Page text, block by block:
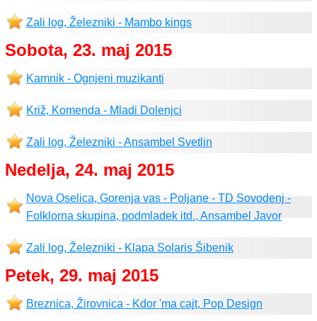
Zali log, Železniki - Mambo kings
Sobota, 23. maj 2015
Kamnik - Ognjeni muzikanti
Križ, Komenda - Mladi Dolenjci
Zali log, Železniki - Ansambel Svetlin
Nedelja, 24. maj 2015
Nova Oselica, Gorenja vas - Poljane - TD Sovodenj -
Folklorna skupina, podmladek itd., Ansambel Javor
Zali log, Železniki - Klapa Solaris Šibenik
Petek, 29. maj 2015
Breznica, Žirovnica - Kdor 'ma cajt, Pop Design